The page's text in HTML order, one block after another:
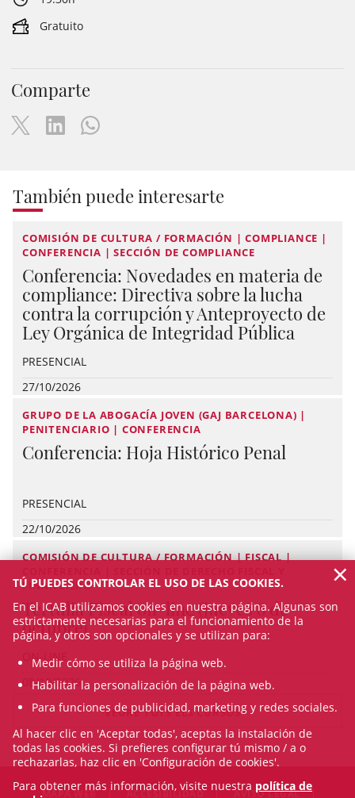
Gratuito
Comparte
También puede interesarte
COMISIÓN DE CULTURA / FORMACIÓN | COMPLIANCE |
CONFERENCIA | SECCIÓN DE COMPLIANCE
Conferencia: Novedades en materia de
compliance: Directiva sobre la lucha
contra la corrupción y Anteproyecto de
Ley Orgánica de Integridad Pública
PRESENCIAL
27/10/2026
GRUPO DE LA ABOGACÍA JOVEN (GAJ BARCELONA) |
PENITENCIARIO | CONFERENCIA
Conferencia: Hoja Histórico Penal
PRESENCIAL
22/10/2026
COMISIÓN DE CULTURA / FORMACIÓN | FISCAL |
FINANCIERO
Tertulia Fiscal on-line (jueves 8 de
octubre)
ON-LINE
08/10/2026
VEURE TOTS ELS CURSOS
MAPA WEB ACCESIBILIDAD AVISO LEGAL
TÚ PUEDES CONTROLAR EL USO DE LAS COOKIES.
En el ICAB utilizamos cookies en nuestra página. Algunas son
estrictamente necesarias para el funcionamiento de la
página, y otros son opcionales y se utilizan para:
Medir cómo se utiliza la página web.
Habilitar la personalización de la página web.
Para funciones de publicidad, marketing y redes sociales.
Al hacer clic en 'Aceptar todas', aceptas la instalación de
todas las cookies. Si prefieres configurar tú mismo / a o
rechazarlas, haz clic en 'Configuración de cookies'.
Para obtener más información, visite nuestra política de
×